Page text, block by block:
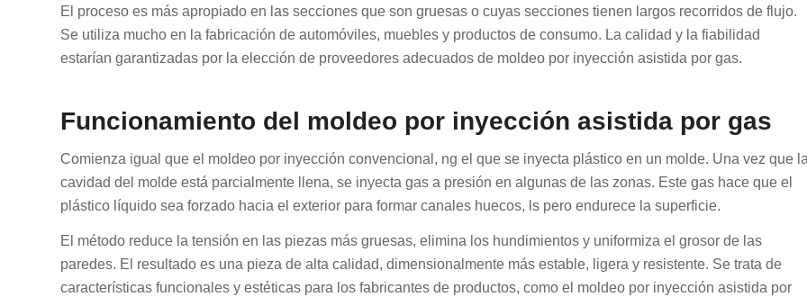
El proceso es más apropiado en las secciones que son gruesas o cuyas secciones tienen largos recorridos de flujo.
Se utiliza mucho en la fabricación de automóviles, muebles y productos de consumo. La calidad y la fiabilidad
estarían garantizadas por la elección de proveedores adecuados de moldeo por inyección asistida por gas.
Funcionamiento del moldeo por inyección asistida por gas
Comienza igual que el moldeo por inyección convencional, ng el que se inyecta plástico en un molde. Una vez que
cavidad del molde está parcialmente llena, se inyecta gas a presión en algunas de las zonas. Este gas hace que el
plástico líquido sea forzado hacia el exterior para formar canales huecos, ls pero endurece la superficie.
El método reduce la tensión en las piezas más gruesas, elimina los hundimientos y uniformiza el grosor de las
paredes. El resultado es una pieza de alta calidad, dimensionalmente más estable, ligera y resistente. Se trata de
características funcionales y estéticas para los fabricantes de productos, como el moldeo por inyección asistida por